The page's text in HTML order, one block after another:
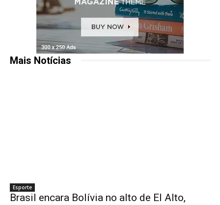
Mais Notícias
Esporte
Brasil encara Bolívia no alto de El Alto,